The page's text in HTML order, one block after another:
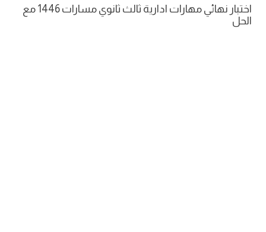
اختبار نهائي مهارات ادارية ثالث ثانوي مسارات 1446 مع
الحل